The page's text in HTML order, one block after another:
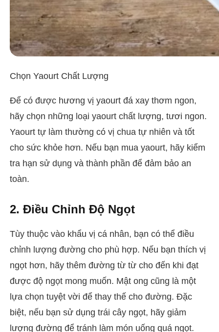
Chọn Yaourt Chất Lượng
Để có được hương vị yaourt đá xay thơm ngon,
hãy chọn những loại yaourt chất lượng, tươi ngon.
Yaourt tự làm thường có vị chua tự nhiên và tốt
cho sức khỏe hơn. Nếu bạn mua yaourt, hãy kiểm
tra hạn sử dụng và thành phần để đảm bảo an
toàn.
2. Điều Chỉnh Độ Ngọt
Tùy thuộc vào khẩu vị cá nhân, bạn có thể điều
chỉnh lượng đường cho phù hợp. Nếu bạn thích vị
ngọt hơn, hãy thêm đường từ từ cho đến khi đạt
được độ ngọt mong muốn. Mật ong cũng là một
lựa chọn tuyệt vời để thay thế cho đường. Đặc
biệt, nếu bạn sử dụng trái cây ngọt, hãy giảm
lượng đường để tránh làm món uống quá ngọt.